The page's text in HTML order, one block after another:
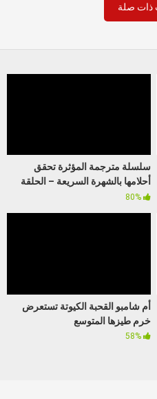
ذات صلة
سلسلة مترجمة المؤثرة تحقق
أحلامها بالشهرة السريعة – الحلقة
الرابعة
أم شامبو القحبة الكيوتة تستعرض
خرم طيزها المتوسع